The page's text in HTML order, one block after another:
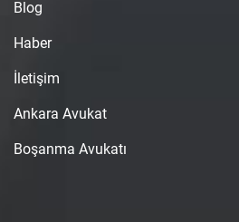
Blog
Haber
İletişim
Ankara Avukat
Boşanma Avukatı